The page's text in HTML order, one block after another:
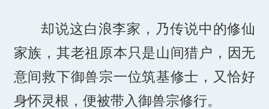
却说这白浪李家，乃传说中的修仙
家族，其老祖原本只是山间猎户，因无
意间救下御兽宗一位筑基修士，又恰好
身怀灵根，便被带入御兽宗修行。